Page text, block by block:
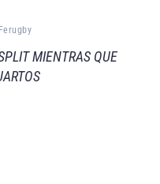
Ferugby
MIENTRAS QUE